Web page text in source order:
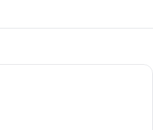
ーターフロント